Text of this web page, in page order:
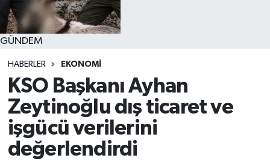
GÜNDEM
HABERLER EKONOMİ
KSO Başkanı Ayhan
Zeytinoğlu dış ticaret ve
işgücü verilerini
değerlendirdi
SPOR
MAGAZİN
YAŞAM
Süper Lig Puan Durumu ve Fikstür
Tüm Manşetler
Son Dakika Haberleri
Haber Arşivi